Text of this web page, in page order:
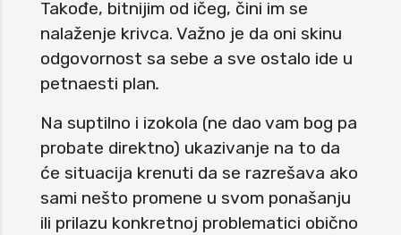
Takođe, bitnijim od ičeg, čini im se
nalaženje krivca. Važno je da oni skinu
odgovornost sa sebe a sve ostalo ide u
petnaesti plan.
Na suptilno i izokola (ne dao vam bog pa
probate direktno) ukazivanje na to da
će situacija krenuti da se razrešava ako
sami nešto promene u svom ponašanju
ili prilazu konkretnoj problematici obično